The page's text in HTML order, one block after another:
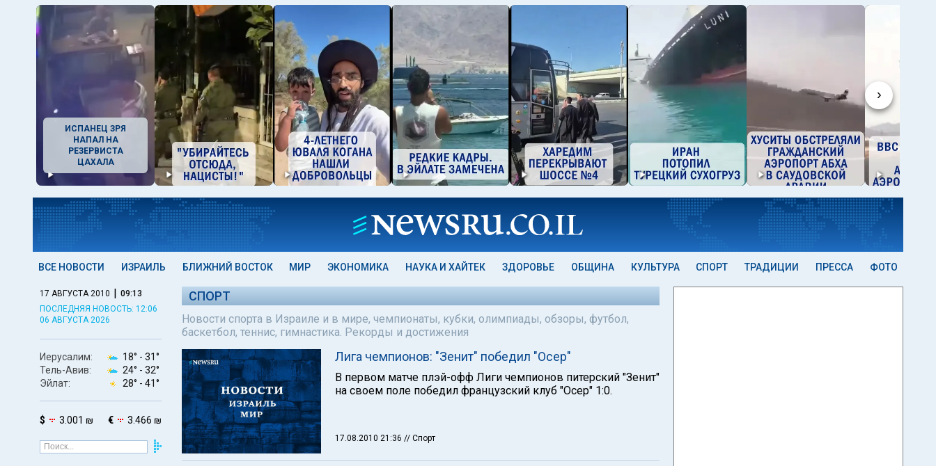
›
ИСПАНЕЦ ЗРЯ
НАПАЛ НА
РЕЗЕРВИСТА
ЦАХАЛА
ВСЕ НОВОСТИ ИЗРАИЛЬ БЛИЖНИЙ ВОСТОК МИР ЭКОНОМИКА НАУКА И ХАЙТЕК ЗДОРОВЬЕ ОБЩИНА КУЛЬТУРА СПОРТ ТРАДИЦИИ ПРЕССА ФОТО
17 АВГУСТА 2010 | 09:13
ПОСЛЕДНЯЯ НОВОСТЬ: 12:06
06 АВГУСТА 2026
Иерусалим: 18° - 31°
Тель-Авив:
24° - 32°
Эйлат:
28° - 41°
$ 3.001 ₪ € 3.466 ₪
СПОРТ
Новости спорта в Израиле и в мире, чемпионаты, кубки, олимпиады, обзоры, футбол,
баскетбол, теннис, гимнастика. Рекорды и достижения
Лига чемпионов: "Зенит" победил "Осер"
В первом матче плэй-офф Лиги чемпионов питерский "Зенит"
на своем поле победил французский клуб "Осер" 1:0.
17.08.2010 21:36 // Спорт